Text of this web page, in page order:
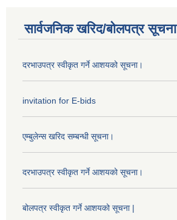
सार्वजनिक खरिद/बोलपत्र सूचना
दरभाउपत्र स्वीकृत गर्ने आशयको सूचना।
invitation for E-bids
एम्बुलेन्स खरिद सम्बन्धी सूचना।
दरभाउपत्र स्वीकृत गर्ने आशयको सूचना।
बोलपत्र स्वीकृत गर्ने आशयको सूचना |